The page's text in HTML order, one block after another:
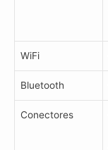
WiFi
Bluetooth
Conectores